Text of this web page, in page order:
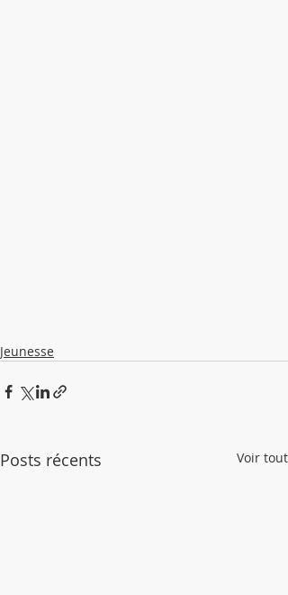
Jeunesse
Posts récents Voir tout